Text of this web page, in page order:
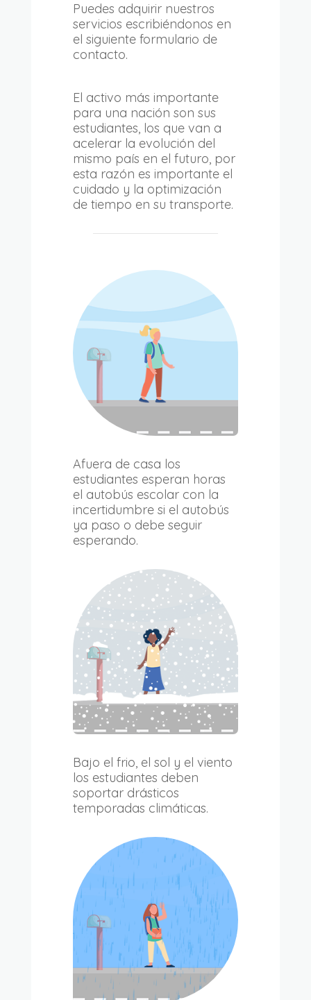
Puedes adquirir nuestros
servicios escribiéndonos en
el siguiente formulario de
contacto.
El activo más importante
para una nación son sus
estudiantes, los que van a
acelerar la evolución del
mismo país en el futuro, por
esta razón es importante el
cuidado y la optimización
de tiempo en su transporte.
Afuera de casa los
estudiantes esperan horas
el autobús escolar con la
incertidumbre si el autobús
ya paso o debe seguir
esperando.
Bajo el frio, el sol y el viento
los estudiantes deben
soportar drásticos
temporadas climáticas.